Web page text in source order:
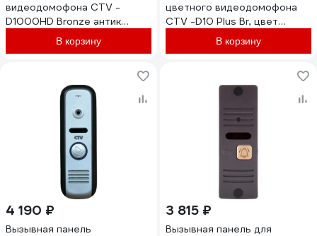
видеодомофона CTV -
D1000HD Bronze антик
В корзину
цветного видеодомофона
CTV -D10 Plus Br, цвет
бронза 10-0000553
В корзину
4 190 ₽
Вызывная панель
3 815 ₽
Вызывная панель для